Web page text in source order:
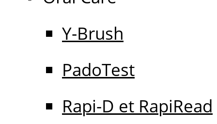
Y-Brush
PadoTest
Rapi-D et RapiRead